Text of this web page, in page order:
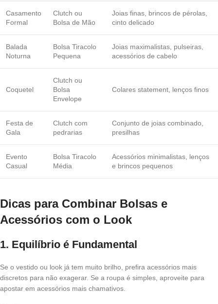
Casamento
Formal
Clutch ou
Bolsa de Mão
Joias finas, brincos de pérolas,
cinto delicado
Balada
Noturna
Bolsa Tiracolo
Pequena
Joias maximalistas, pulseiras,
acessórios de cabelo
Coquetel
Clutch ou
Bolsa
Envelope
Colares statement, lenços finos
Festa de
Gala
Clutch com
pedrarias
Conjunto de joias combinado,
presilhas
Evento
Casual
Bolsa Tiracolo
Média
Acessórios minimalistas, lenços
e brincos pequenos
Dicas para Combinar Bolsas e
Acessórios com o Look
1. Equilíbrio é Fundamental
Se o vestido ou look já tem muito brilho, prefira acessórios mais
discretos para não exagerar. Se a roupa é simples, aproveite para
apostar em acessórios mais chamativos.